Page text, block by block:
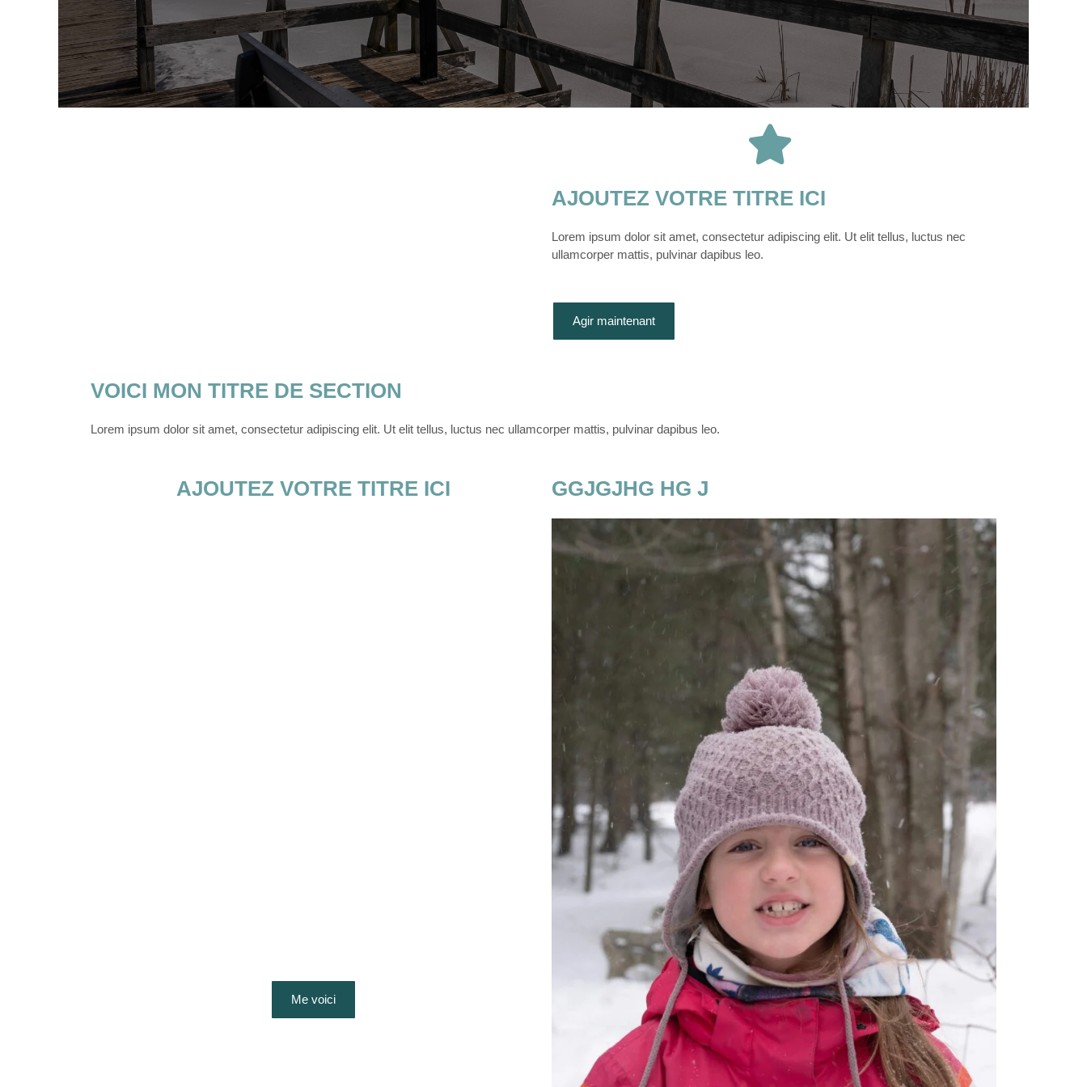
AJOUTEZ VOTRE TITRE ICI
Lorem ipsum dolor sit amet, consectetur adipiscing elit. Ut elit tellus, luctus nec
ullamcorper mattis, pulvinar dapibus leo.
Agir maintenant
VOICI MON TITRE DE SECTION
Lorem ipsum dolor sit amet, consectetur adipiscing elit. Ut elit tellus, luctus nec ullamcorper mattis, pulvinar dapibus leo.
AJOUTEZ VOTRE TITRE ICI
Me voici
GGJGJHG HG J